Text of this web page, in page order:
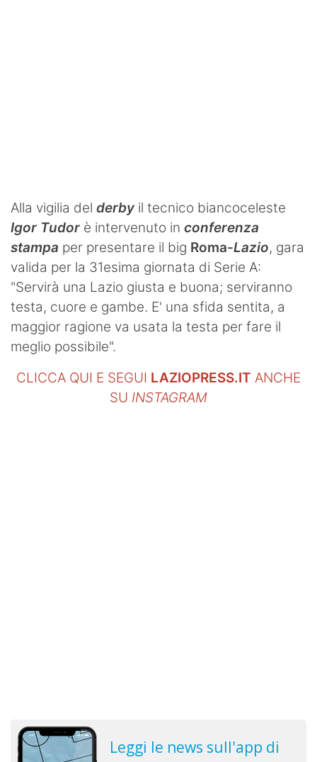
Alla vigilia del derby il tecnico biancoceleste
Igor Tudor è intervenuto in conferenza
stampa per presentare il big Roma-Lazio, gara
valida per la 31esima giornata di Serie A:
"Servirà una Lazio giusta e buona; serviranno
testa, cuore e gambe. E' una sfida sentita, a
maggior ragione va usata la testa per fare il
meglio possibile".
CLICCA QUI E SEGUI LAZIOPRESS.IT ANCHE
SU INSTAGRAM